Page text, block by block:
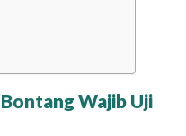
Wajib Uji